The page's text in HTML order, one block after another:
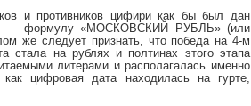
и противников цифири как бы был дан
— формулу «МОСКОВСКИЙ РУБЛЬ» (или
же следует признать, что победа на 4-м
стала на рублях и полтинах этого этапа
литерами и располагалась именно
цифровая дата находилась на гурте,